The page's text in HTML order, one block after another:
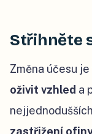
Střihněte
Změna účesu
oživit vzhled a
zastřižení